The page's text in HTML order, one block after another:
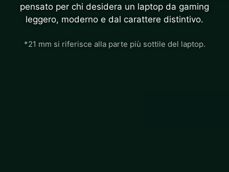
pensato per chi desidera un laptop da gaming
leggero, moderno e dal carattere distintivo.
*21 mm si riferisce alla parte più sottile del laptop.